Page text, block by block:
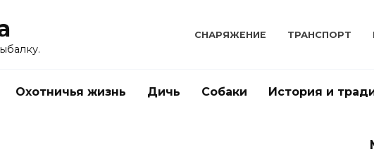
СНАРЯЖЕНИЕ ТРАНСПОРТ
Охотничья жизнь Дичь Собаки История и